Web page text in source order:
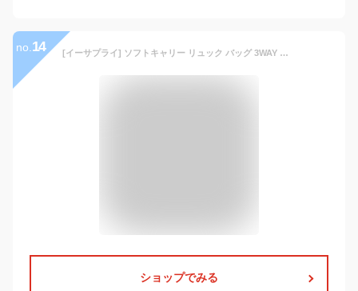
no. 14 [イーサプライ] ソフトキャリー リュック バッグ 3WAY キャスター付き 大容量 33～48L 軽量 マチ拡張対応 ビジネス 旅行 アウトドア ブラック EEX-BGC02
ショップでみる